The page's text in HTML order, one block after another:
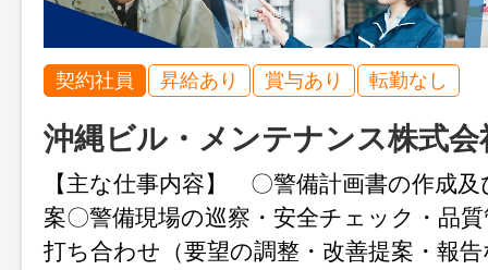
契約社員 昇給あり 賞与あり 転勤なし
沖縄ビル・メンテナンス株式会
【主な仕事内容】 〇警備計画書の作成
案〇警備現場の巡察・安全チェック・品
打ち合わせ（要望の調整・改善提案・報